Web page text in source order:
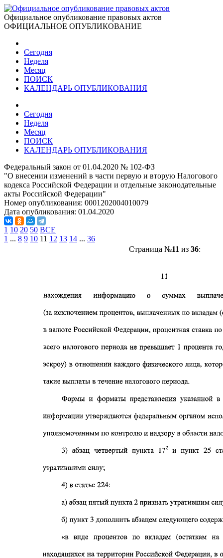
Официальное опубликование правовых актов
ОФИЦИАЛЬНОЕ ОПУБЛИКОВАНИЕ
Сегодня
Неделя
Месяц
ПОИСК
КАЛЕНДАРЬ ОПУБЛИКОВАНИЯ
Сегодня
Неделя
Месяц
ПОИСК
КАЛЕНДАРЬ ОПУБЛИКОВАНИЯ
Федеральный закон от 01.04.2020 № 102-ФЗ
"О внесении изменений в части первую и вторую Налогового
кодекса Российской Федерации и отдельные законодательные
акты Российской Федерации"
Номер опубликования: 0001202004010079
Дата опубликования: 01.04.2020
1 10 20 50 ВСЕ
1 ... 8 9 10 11 12 13 14 ... 36
Страница №11 из 36: